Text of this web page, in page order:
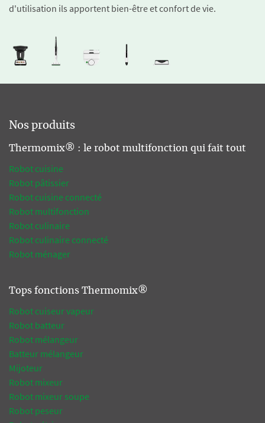
d'utilisation ils apportent bien-être et confort de vie.
Nos produits
Thermomix® : le robot multifonction qui fait tout
Robot cuisine
Robot pâtissier
Robot cuisine connecté
Robot multifonction
Robot culinaire
Robot culinaire connecté
Robot ménager
Tops fonctions Thermomix®
Robot cuiseur vapeur
Robot batteur
Robot mélangeur
Batteur mélangeur
Mijoteur
Robot mixeur
Robot mixeur soupe
Robot peseur